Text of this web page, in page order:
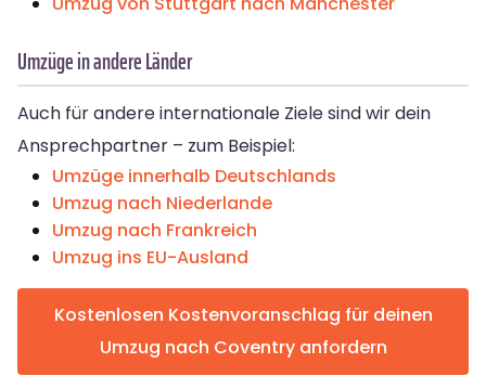
Umzüge in andere Länder
Auch für andere internationale Ziele sind wir dein
Ansprechpartner – zum Beispiel:
Umzüge innerhalb Deutschlands
Umzug nach Niederlande
Umzug nach Frankreich
Umzug ins EU-Ausland
Kostenlosen Kostenvoranschlag für deinen
Umzug nach Coventry anfordern